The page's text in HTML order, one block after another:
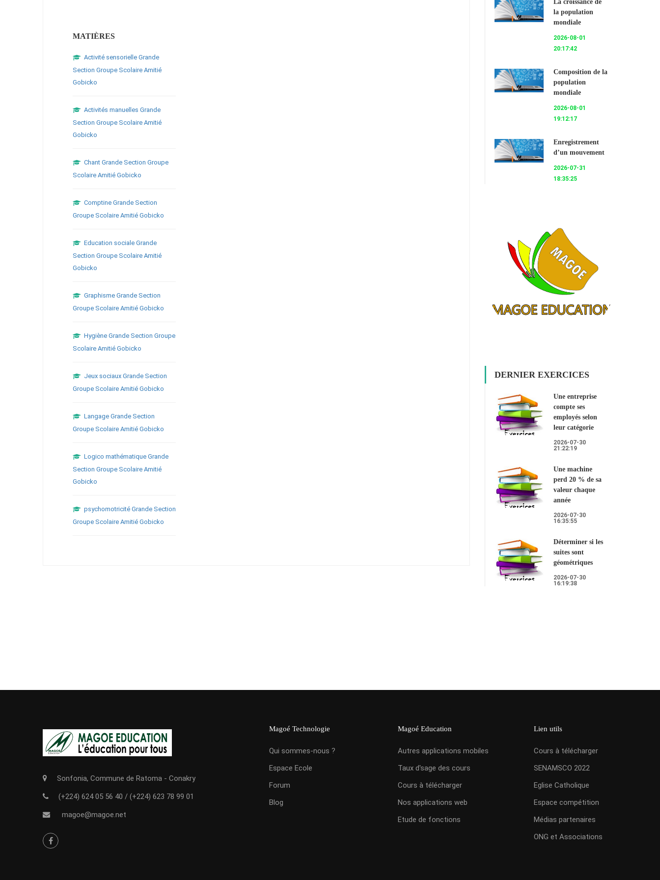
MATIÈRES
Activité sensorielle Grande
Section Groupe Scolaire Amitié
Gobicko
Activités manuelles Grande
Section Groupe Scolaire Amitié
Gobicko
Chant Grande Section Groupe
Scolaire Amitié Gobicko
Comptine Grande Section
Groupe Scolaire Amitié Gobicko
Education sociale Grande
Section Groupe Scolaire Amitié
Gobicko
Graphisme Grande Section
Groupe Scolaire Amitié Gobicko
Hygiène Grande Section Groupe
Scolaire Amitié Gobicko
Jeux sociaux Grande Section
Groupe Scolaire Amitié Gobicko
Langage Grande Section
Groupe Scolaire Amitié Gobicko
Logico mathématique Grande
Section Groupe Scolaire Amitié
Gobicko
psychomotricité Grande Section
Groupe Scolaire Amitié Gobicko
La croissance de
la population
mondiale
2026-08-01
20:17:42
Composition de la
population
mondiale
2026-08-01
19:12:17
Enregistrement
d’un mouvement
2026-07-31
18:35:25
DERNIER EXERCICES
Une entreprise
compte ses
employés selon
leur catégorie
2026-07-30
21:22:19
Une machine
perd 20 % de sa
valeur chaque
année
2026-07-30
16:35:55
Déterminer si les
suites sont
géométriques
2026-07-30
16:19:38
Sonfonia, Commune de Ratoma - Conakry
(+224) 624 05 56 40 / (+224) 623 78 99 01
magoe@magoe.net
Magoé Technologie
Qui sommes-nous ?
Espace Ecole
Forum
Blog
Magoé Education
Autres applications mobiles
Taux d'sage des cours
Cours à télécharger
Nos applications web
Etude de fonctions
Lien utils
Cours à télécharger
SENAMSCO 2022
Eglise Catholique
Espace compétition
Médias partenaires
ONG et Associations